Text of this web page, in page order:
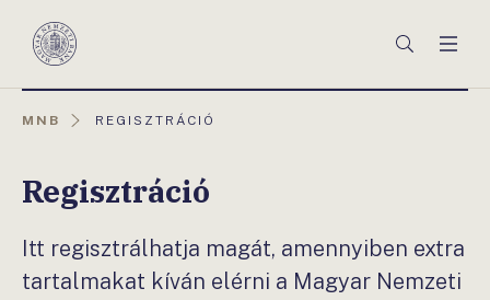
Magyar
Keresés
MNB
AKTUÁLIS
REGISZTRÁCIÓ
Regisztráció
Itt regisztrálhatja magát, amennyiben extra
tartalmakat kíván elérni a Magyar Nemzeti